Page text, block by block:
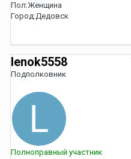
Пол:Женщина
Город:Дедовск
lenok5558
Подполковник
Полноправный участник